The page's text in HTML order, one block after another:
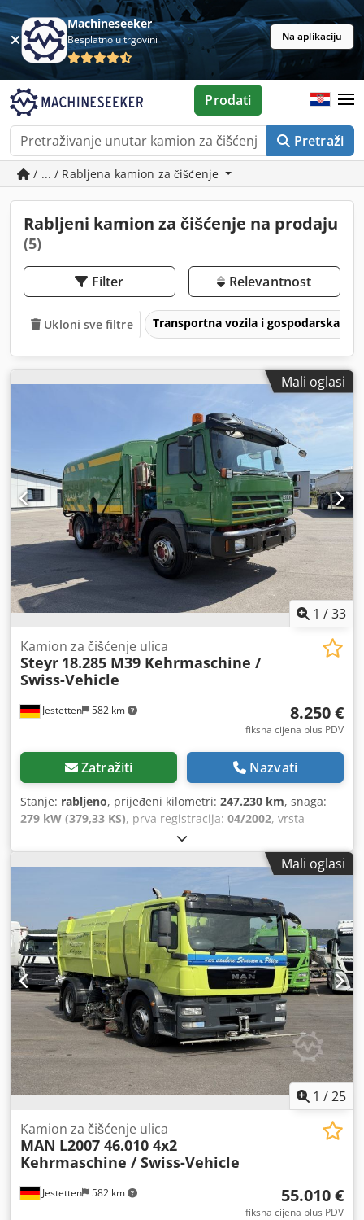
Machineseeker
Besplatno u trgovini Na aplikaciju
Pretraži
Prodati
/ ... / Rabljena kamion za čišćenje
Rabljeni kamion za čišćenje na prodaju
(5)
Filter Relevantnost
Ukloni sve filtre Transportna vozila i gospodarska
Mali oglasi
1 /33
Jestetten 582 km
Kamion za čišćenje ulica
Steyr 18.285 M39 Kehrmaschine /
Swiss-Vehicle
8.250 €
fiksna cijena plus PDV
Zatražiti Nazvati
Stanje: rabljeno, prijeđeni kilometri: 247.230 km, snaga:
279 kW (379,33 KS), prva registracija: 04/2002, vrsta
, masa praznog vozila:
gume:315/80 R 22.5/10mm, konfiguracija osovina:4x2,
međuosovinski razmak:3.900 mm, sljedeći pregled (TÜV):
, vozačeva kabina: dnevna kabina
, emisijska klasa:Euro 3, ovjes:čelik-zrak
sjedala:2, ukupna duljina: 7.200 mm
, ukupna širina:
25.500 mm, ukupna visina: 33.000 mm
, veličina prednje
gume:315/80 R 22.5/10mm, radna masa:18.000 kg,
Mali oglasi
1 /25
Jestetten 582 km
Kamion za čišćenje ulica
MAN L2007 46.010 4x2
Kehrmaschine / Swiss-Vehicle
55.010 €
fiksna cijena plus PDV